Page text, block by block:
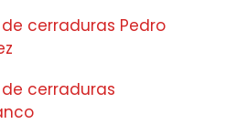
cerraduras Pedro
cerraduras